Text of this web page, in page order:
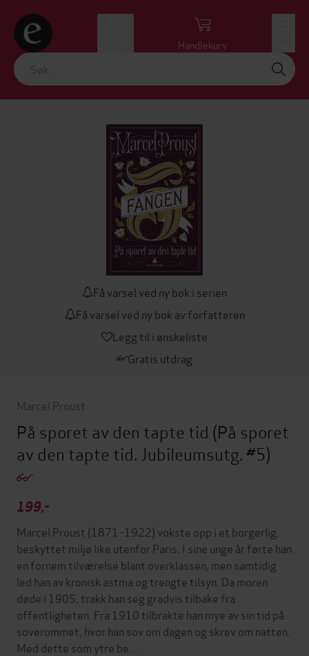
Handlekurv
Få varsel ved ny bok i serien
Få varsel ved ny bok av forfatteren
Legg til i ønskeliste
Gratis utdrag
Marcel Proust
På sporet av den tapte tid (På sporet
av den tapte tid. Jubileumsutg. #5)
199,-
Marcel Proust (1871–1922) vokste opp i et borgerlig,
beskyttet miljø like utenfor Paris. I sine unge år førte han
en fornem tilværelse blant overklassen, men samtidig
led han av kronisk astma og trengte tilsyn. Da moren
døde i 1905, trakk han seg gradvis tilbake fra
offentligheten. Fra 1910 tilbrakte han mye av sin tid på
soverommet, hvor han sov om dagen og skrev om natten.
Med dette som ytre be…